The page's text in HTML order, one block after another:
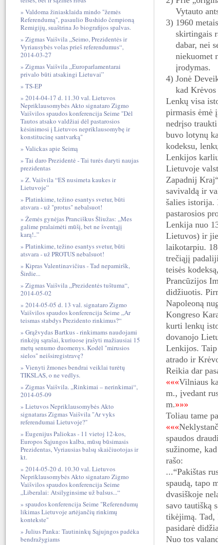
Vytauto
3) 1960
skirtingais
dabar, nei
niekuomet
įrodymas.
4) Jonė
kad
Lenkų visa
pirmasis ėmė
nedrįso
buvo lotynų
kodeksu,
Lenkijos
Lietuvoje
Zapadnij
savivaldą ir
šalies
pastarosios
Lenkija nuo
Lietuvos) ir
laikotarpiu.
trečiąjį
teisės
Prancūzijos
didžiuotis.
Napoleoną
Kongreso
kurti lenkų
dovanojo
Lenkijos.
atrado ir
Reikia dar
«««Vilniaus
m., įvedant
m.»»»
Toliau tame
«««
spaudos
sužinome,
rašo:
...“Pakištas
spaudą, tapo
dvasiškoje
savo tautišką
tikėjimą. Tad,
pasidarė
Nuo tos
Valdoma žiniasklaida mindo "žemės
Referendumą", pasaulio Bushido čempioną
Remigijų, suaštrina Jo biografijos spalvas.
Zigmas Vaišvila „Seimo, Prezidentės ir
Vyriausybės volas prieš referendumus“,
2014-03-27
Zigmas Vaišvila „Europarlamentarai
privalo būti atsakingi Lietuvai”
TS-EP
2014-04-17 d. 11.30 val. Lietuvos
Nepriklausomybės Akto signataro Zigmo
Vaišvilos spaudos konferencija Seime "Dėl
Tautos atsako valdžiai dėl pastarosios
kėsinimosi į Lietuvos nepriklausomybę ir
konstitucinę santvarką"
Valickas apie Seimą
Tai daro Prezidentė - Tai turės daryti naujas
prezidentas
Z. Vaišvila “ES nusimeta kaukes ir
Lietuvoje”
Platinkime, težino esantys svetur, būti
atsvara - už "protus" nebalsuot!
Žemės gynėjas Pranciškus Šliužas: „Mes
galime pralaimėti mūšį, bet ne šventąjį
karą!..”
Platinkime, težino esantys svetur, būti
atsvara - už PROTUS nebalsuot!
Kipras Valentinavičius - Tad nepamiršk,
Širdie...
Zigmas Vaišvila „Prezidentės tuštuma“,
2014-05-02
2014-05-05 d. 13 val. signataro Zigmo
Vaišvilos spaudos konferencija Seime „Ar
teismas stabdys Prezidento rinkimus?“
Grąžvydas Bartkus - rinkimams naudojami
rinkėjų sąrašai, kuriuose įrašyti mažiausiai 15
metų senumo duomenys. Kodėl "mirusios
sielos" neišsiregistravę?
Vienyti žmones bendrai veiklai turėtų
TIKSLAS, o ne vedlys.
Zigmas Vaišvila. „Rinkimai – nerinkimai“,
2014-05-09
Lietuvos Nepriklausomybės Akto
signataras Zigmas Vaišvila "Ar vyks
referendumai Lietuvoje?"
Eugenijus Paliokas - 11 vietoj 12-kos,
Europos Sąjungos kalba, mūsų būsimasis
Prezidentas, Vyriausias balsų skaičiuotojas ir
kt.
2014-05-20 d. 10.30 val. Lietuvos
Nepriklausomybės Akto signataro Zigmo
Vaišvilos spaudos konferencija Seime
„Liberalai: Atsilyginsime už balsus...“
spaudos konferencija Seime "Referendumų
likimas Lietuvoje artėjančių rinkimų
kontekste"
Julius Panka: Tautininkų Sąjujngos padėka
bendražygiams